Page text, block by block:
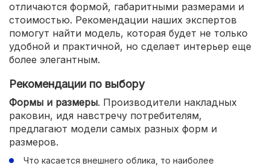
отличаются формой, габаритными размерами и
стоимостью. Рекомендации наших экспертов
помогут найти модель, которая будет не только
удобной и практичной, но сделает интерьер еще
более элегантным.
Рекомендации по выбору
Формы и размеры. Производители накладных
раковин, идя навстречу потребителям,
предлагают модели самых разных форм и
размеров.
Что касается внешнего облика, то наиболее